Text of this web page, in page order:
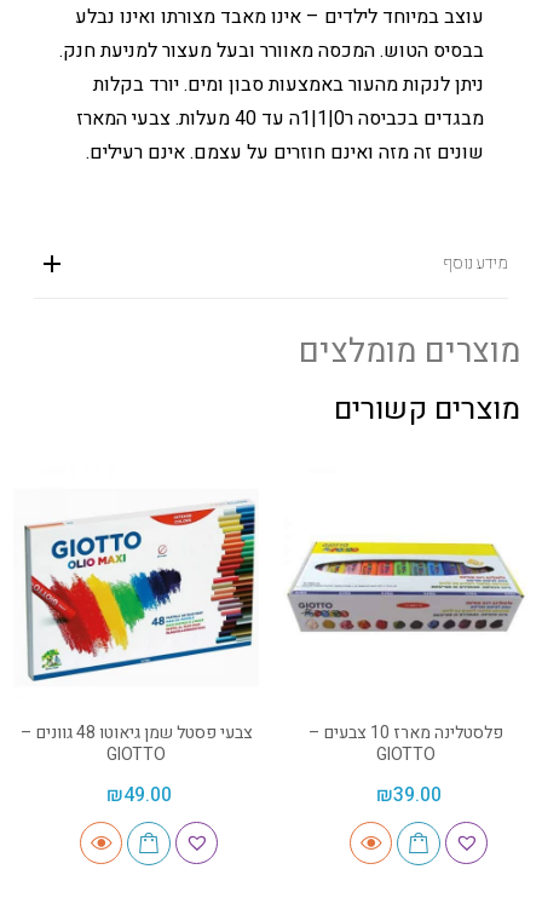
עוצב במיוחד לילדים – אינו מאבד מצורתו ואינו נבלע
בבסיס הטוש. המכסה מאוורר ובעל מעצור למניעת חנק.
ניתן לנקות מהעור באמצעות סבון ומים. יורד בקלות
מבגדים בכביסה ר0|1|1ה עד 40 מעלות. צבעי המארז
שונים זה מזה ואינם חוזרים על עצמם. אינם רעילים.
מידע נוסף
מוצרים מומלצים
מוצרים קשורים
פלסטלינה מארז 10 צבעים –
GIOTTO
₪39.00
צבעי פסטל שמן גיאוטו 48 גוונים –
GIOTTO
₪49.00